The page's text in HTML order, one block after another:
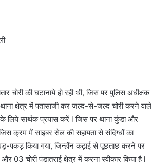
चोरी की घटानाये हो रही थी, जिस पर पुलिस अधीक्षक
क्षेत्र में पतासाजी कर जल्द-से-जल्द चोरी करने वाले
लिये सार्थक प्रयास करें l जिस पर थाना कुंडा और
जिस क्रम में साइबर सेल की सहायता से संदिग्धों का
पकड़ किया गया, जिन्होंन कढ़ाई से पूछताछ करने पर
03 चोरी पंडातराई क्षेत्र में करना स्वीकार किया है l